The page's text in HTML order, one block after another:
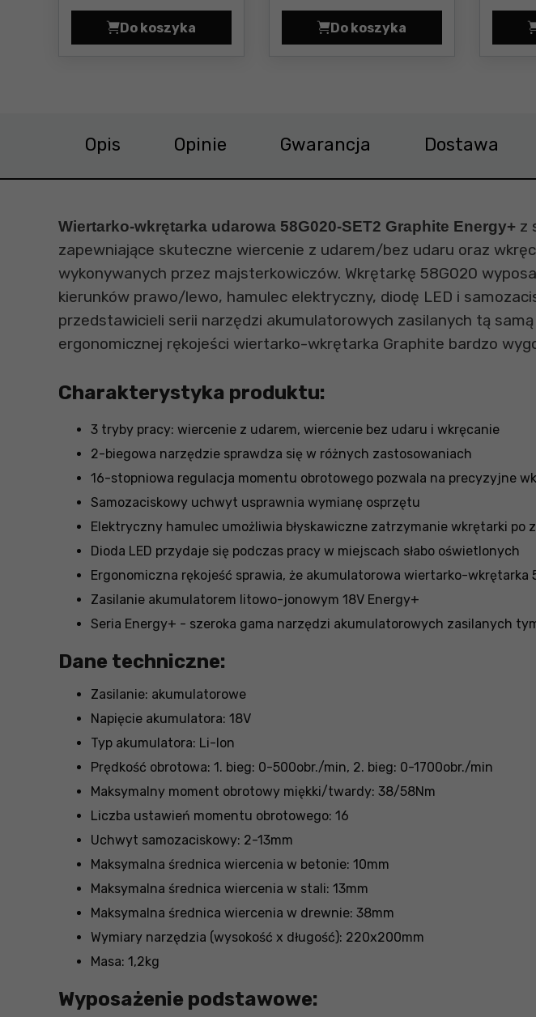
Do koszyka
Zestaw startowy 18V: Akumulator 1x2,0Ah + ładowarka
Do koszyka
Zestaw startowy 18V:
Opis Opinie Gwarancja Dostawa
Wiertarko-wkrętarka udarowa 58G020-SET2 Graphite Energy+ z
zapewniające skuteczne wiercenie z udarem/bez udaru oraz
wykonywanych przez majsterkowiczów. Wkrętarkę 58G020
kierunków prawo/lewo, hamulec elektryczny, diodę LED i
przedstawicieli serii narzędzi akumulatorowych zasilanych tą
ergonomicznej rękojeści wiertarko-wkrętarka Graphite bardzo
Charakterystyka produktu:
3 tryby pracy: wiercenie z udarem, wiercenie bez udaru i wkręcanie
2-biegowa narzędzie sprawdza się w różnych zastosowaniach
16-stopniowa regulacja momentu obrotowego pozwala na precyzyjne
Samozaciskowy uchwyt usprawnia wymianę osprzętu
Elektryczny hamulec umożliwia błyskawiczne zatrzymanie wkrętarki po
Dioda LED przydaje się podczas pracy w miejscach słabo oświetlonych
Ergonomiczna rękojeść sprawia, że akumulatorowa wiertarko-wkrętarka
Zasilanie akumulatorem litowo-jonowym 18V Energy+
Seria Energy+ - szeroka gama narzędzi akumulatorowych zasilanych
Dane techniczne:
Zasilanie: akumulatorowe
Napięcie akumulatora: 18V
Typ akumulatora: Li-Ion
Prędkość obrotowa: 1. bieg: 0-500obr./min, 2. bieg: 0-1700obr./min
Maksymalny moment obrotowy miękki/twardy: 38/58Nm
Liczba ustawień momentu obrotowego: 16
Uchwyt samozaciskowy: 2-13mm
Maksymalna średnica wiercenia w betonie: 10mm
Maksymalna średnica wiercenia w stali: 13mm
Maksymalna średnica wiercenia w drewnie: 38mm
Wymiary narzędzia (wysokość x długość): 220x200mm
Masa: 1,2kg
Wyposażenie podstawowe: